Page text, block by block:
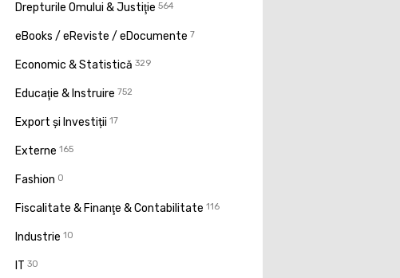
Drepturile Omului & Justiţie 564
eBooks / eReviste / eDocumente 7
Economic & Statistică 329
Educaţie & Instruire 752
Export și Investiții 17
Externe 165
Fashion 0
Fiscalitate & Finanţe & Contabilitate 116
Industrie 10
IT 30